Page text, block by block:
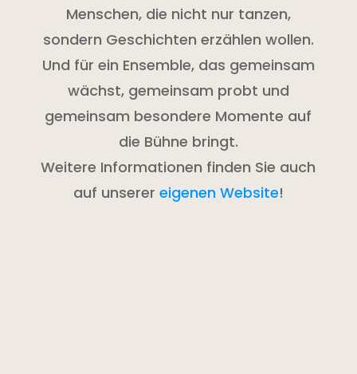
Menschen, die nicht nur tanzen,
sondern Geschichten erzählen wollen.
Und für ein Ensemble, das gemeinsam
wächst, gemeinsam probt und
gemeinsam besondere Momente auf
die Bühne bringt.
Weitere Informationen finden Sie auch
auf unserer eigenen Website!